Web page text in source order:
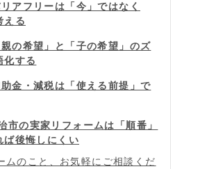
アフリーは「今」ではなく
える
の希望」と「子の希望」のズ
化する
金・減税は「使える前提」で
市の実家リフォームは「順番」
ば後悔しにくい
ムのこと、お気軽にご相談くだ